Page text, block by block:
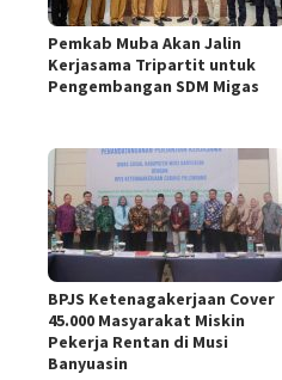
Pemkab Muba Akan Jalin
Kerjasama Tripartit untuk
Pengembangan SDM Migas
BPJS Ketenagakerjaan Cover
45.000 Masyarakat Miskin
Pekerja Rentan di Musi
Banyuasin